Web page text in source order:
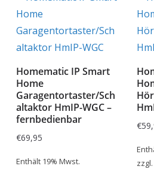
Homematic IP Smart
Home
Garagentortaster/Sch
altaktor HmIP-WGC –
fernbedienbar
€69,95
Enthält 19% Mwst.
€
zzgl.